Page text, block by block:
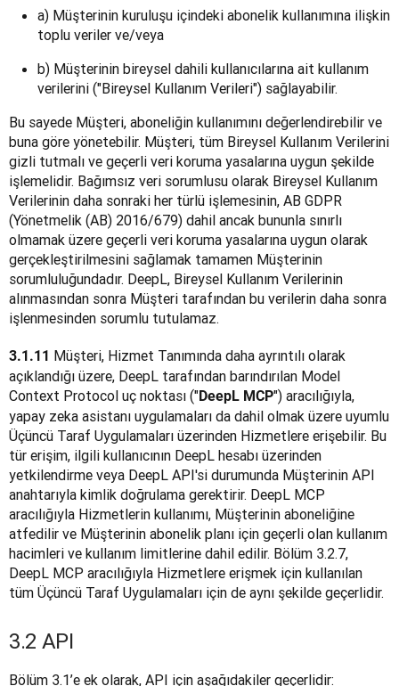
a) Müşterinin kuruluşu içindeki abonelik kullanımına ilişkin
toplu veriler ve/veya
b) Müşterinin bireysel dahili kullanıcılarına ait kullanım
verilerini ("Bireysel Kullanım Verileri") sağlayabilir.
Bu sayede Müşteri, aboneliğin kullanımını değerlendirebilir ve
buna göre yönetebilir. Müşteri, tüm Bireysel Kullanım Verilerini
gizli tutmalı ve geçerli veri koruma yasalarına uygun şekilde
işlemelidir. Bağımsız veri sorumlusu olarak Bireysel Kullanım
Verilerinin daha sonraki her türlü işlemesinin, AB GDPR
(Yönetmelik (AB) 2016/679) dahil ancak bununla sınırlı
olmamak üzere geçerli veri koruma yasalarına uygun olarak
gerçekleştirilmesini sağlamak tamamen Müşterinin
sorumluluğundadır. DeepL, Bireysel Kullanım Verilerinin
alınmasından sonra Müşteri tarafından bu verilerin daha sonra
işlenmesinden sorumlu tutulamaz.
3.1.11 Müşteri, Hizmet Tanımında daha ayrıntılı olarak
açıklandığı üzere, DeepL tarafından barındırılan Model
Context Protocol uç noktası ("DeepL MCP") aracılığıyla,
yapay zeka asistanı uygulamaları da dahil olmak üzere uyumlu
Üçüncü Taraf Uygulamaları üzerinden Hizmetlere erişebilir. Bu
tür erişim, ilgili kullanıcının DeepL hesabı üzerinden
yetkilendirme veya DeepL API'si durumunda Müşterinin API
anahtarıyla kimlik doğrulama gerektirir. DeepL MCP
aracılığıyla Hizmetlerin kullanımı, Müşterinin aboneliğine
atfedilir ve Müşterinin abonelik planı için geçerli olan kullanım
hacimleri ve kullanım limitlerine dahil edilir. Bölüm 3.2.7,
DeepL MCP aracılığıyla Hizmetlere erişmek için kullanılan
tüm Üçüncü Taraf Uygulamaları için de aynı şekilde geçerlidir.
3.2 API
Bölüm 3.1’e ek olarak, API için aşağıdakiler geçerlidir: